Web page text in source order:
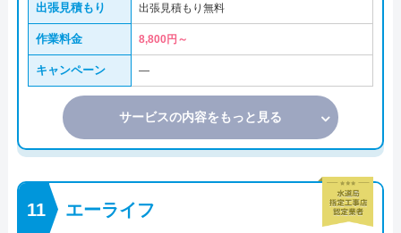
出張見積もり 出張見積もり無料
作業料金 8,800円～
キャンペーン ―
サービスの内容をもっと見る
エーライフ